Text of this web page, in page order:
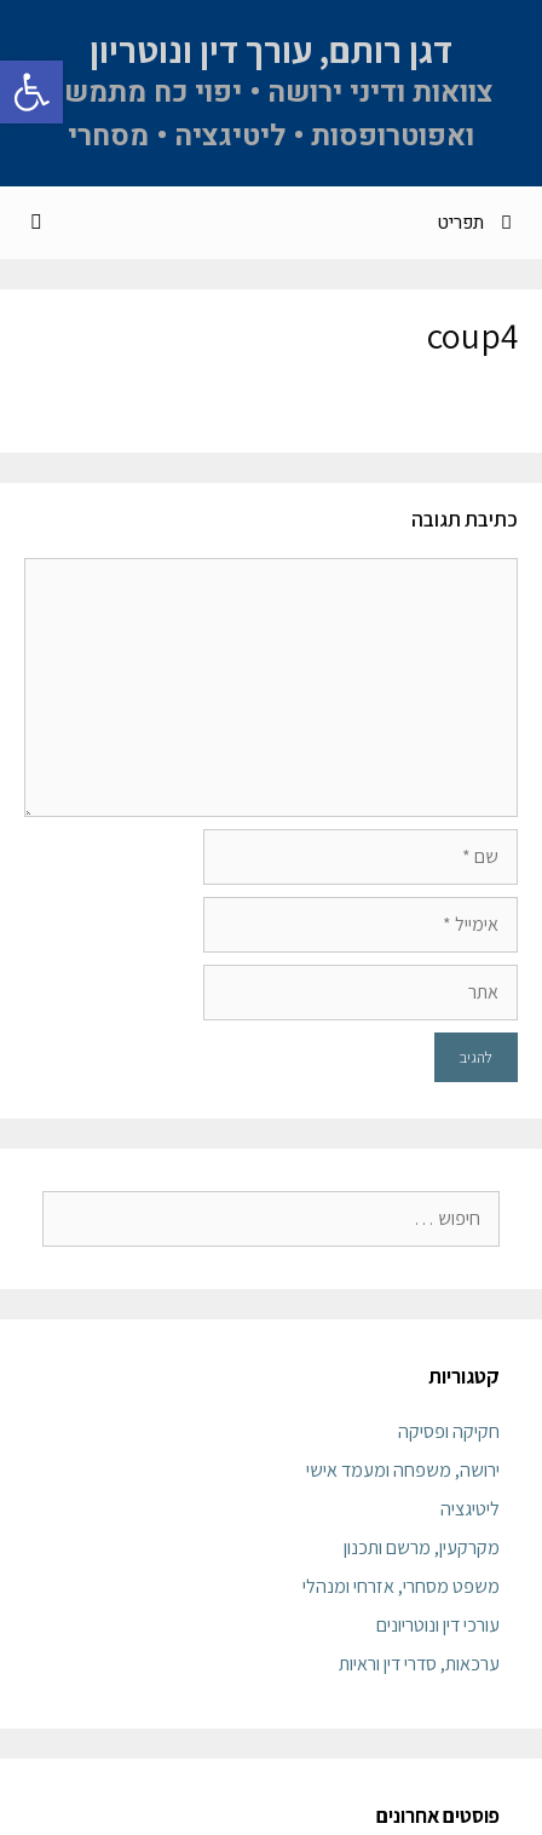
פתח דגן רותם, עורך דין ונוטריון
צוואות ודיני ירושה • יפוי כח מתמשך
ואפוטרופסות • ליטיגציה • מסחרי
תפריט
coup4
כתיבת תגובה
קטגוריות
חקיקה ופסיקה
ירושה, משפחה ומעמד אישי
ליטיגציה
מקרקעין, מרשם ותכנון
משפט מסחרי, אזרחי ומנהלי
עורכי דין ונוטריונים
ערכאות, סדרי דין וראיות
פוסטים אחרונים